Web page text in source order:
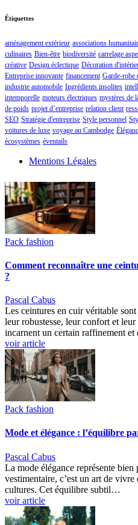
Étiquettes
aménagement extérieur associations
culinaires Bien-être biodiversité carrelage
créative Design éclectique Décoration
Entreprise innovante financement Garde-robe
industrie automobile Ingrédients insolites
intemporelle moteurs électriques mystères de
de poids projet d’entreprise relation client
SEO Stratégie d'entreprise Style personnel
voitures de luxe voyage au Cambodge
écosystèmes éventails
Mentions Légales
Pack fashion
Comment reconnaître une
?
Pascal Cabus
Les ceintures en cuir véritable
leur robustesse, leur confort et
incarnent un certain raffinement
voir article
Pack fashion
Mode et élégance : l’équilibre
Pascal Cabus
La mode élégance représente bien
vestimentaire, c’est un art de
cultures. Cet équilibre subtil…
voir article